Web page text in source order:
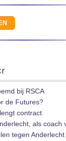
bij RSCA
de Futures?
contract
als coach
tegen Anderlecht